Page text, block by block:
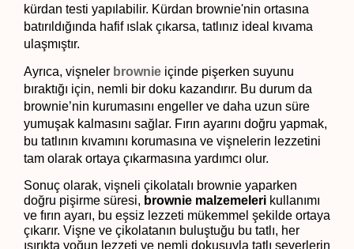
kürdan testi yapılabilir. Kürdan brownie'nin ortasına
batırıldığında hafif ıslak çıkarsa, tatlınız ideal kıvama
ulaşmıştır.
Ayrıca, vişneler brownie içinde pişerken suyunu
bıraktığı için, nemli bir doku kazandırır. Bu durum da
brownie’nin kurumasını engeller ve daha uzun süre
yumuşak kalmasını sağlar. Fırın ayarını doğru yapmak,
bu tatlının kıvamını korumasına ve vişnelerin lezzetini
tam olarak ortaya çıkarmasına yardımcı olur.
Sonuç olarak, vişneli çikolatalı brownie yaparken
doğru pişirme süresi, brownie malzemeleri kullanımı
ve fırın ayarı, bu eşsiz lezzeti mükemmel şekilde ortaya
çıkarır. Vişne ve çikolatanın buluştuğu bu tatlı, her
ısırıkta yoğun lezzeti ve nemli dokusuyla tatlı severlerin